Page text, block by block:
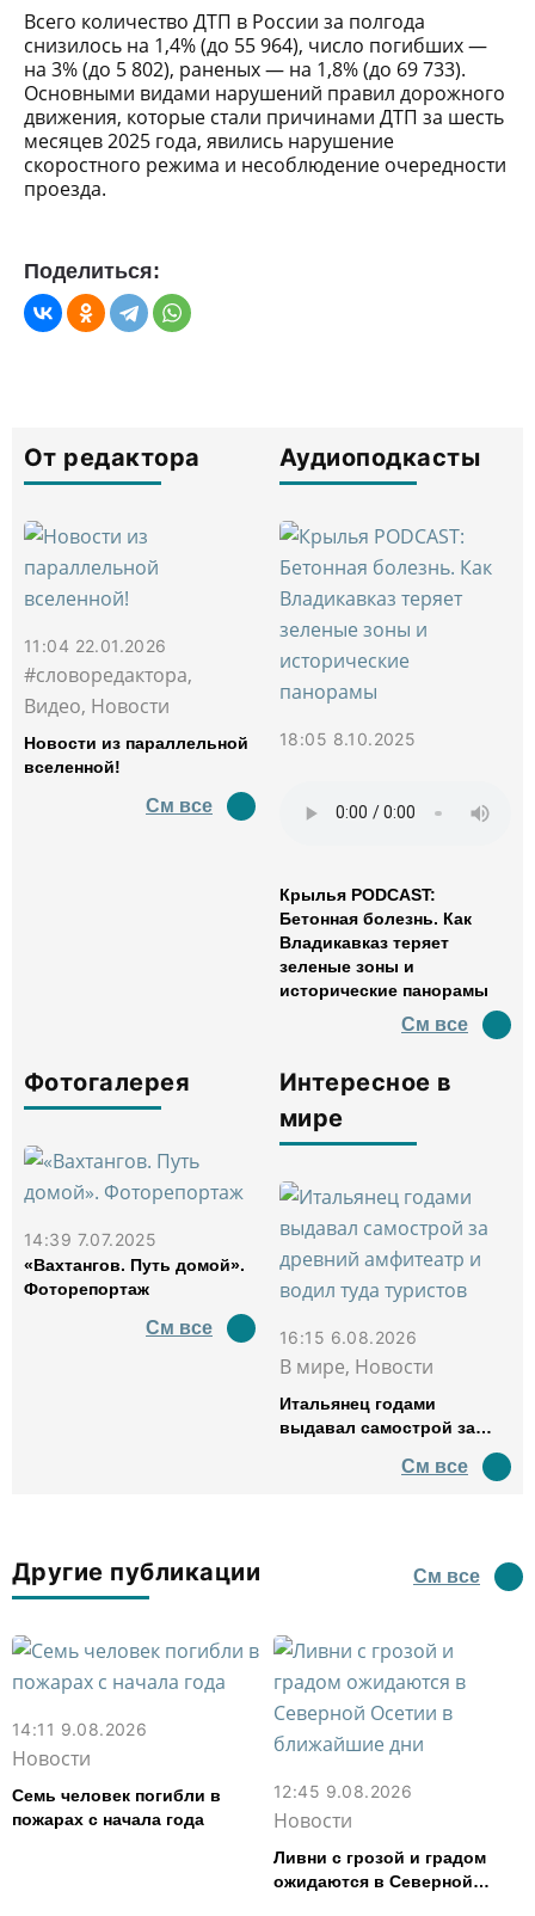
Всего количество ДТП в России за полгода
снизилось на 1,4% (до 55 964), число погибших —
на 3% (до 5 802), раненых — на 1,8% (до 69 733).
Основными видами нарушений правил дорожного
движения, которые стали причинами ДТП за шесть
месяцев 2025 года, явились нарушение
скоростного режима и несоблюдение очередности
проезда.
Поделиться:
От редактора
11:04 22.01.2026
#словоредактора,
Видео, Новости
Новости из параллельной
вселенной!
См все
Аудиоподкасты
18:05 8.10.2025
Крылья PODCAST:
Бетонная болезнь. Как
Владикавказ теряет
зеленые зоны и
исторические панорамы
См все
Фотогалерея
14:39 7.07.2025
«Вахтангов. Путь домой».
Фоторепортаж
См все
Интересное в
мире
16:15 6.08.2026
В мире, Новости
Итальянец годами
выдавал самострой за
водил туда туристов
См все
Другие публикации См все
14:11 9.08.2026
Новости
Семь человек погибли в
пожарах с начала года
12:45 9.08.2026
Новости
Ливни с грозой и градом
ожидаются в Северной